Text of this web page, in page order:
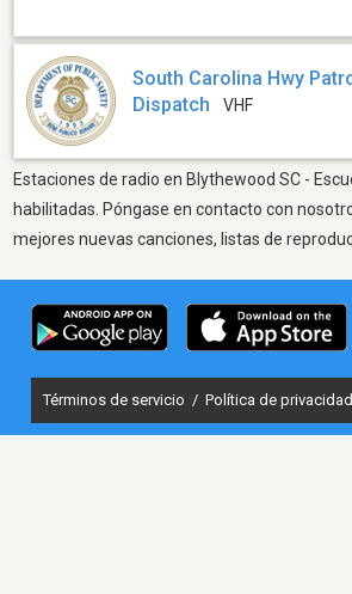
South Carolina Hwy
Dispatch
VHF
Estaciones de radio en Blythewood SC -
habilitadas. Póngase en contacto con
mejores nuevas canciones, listas de
Términos de servicio / Política de privacidad